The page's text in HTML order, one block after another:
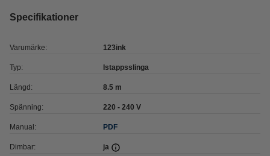
Specifikationer
Varumärke: 123ink
Typ: Istappsslinga
Längd: 8.5 m
Spänning: 220 - 240 V
Manual: PDF
Dimbar: ja